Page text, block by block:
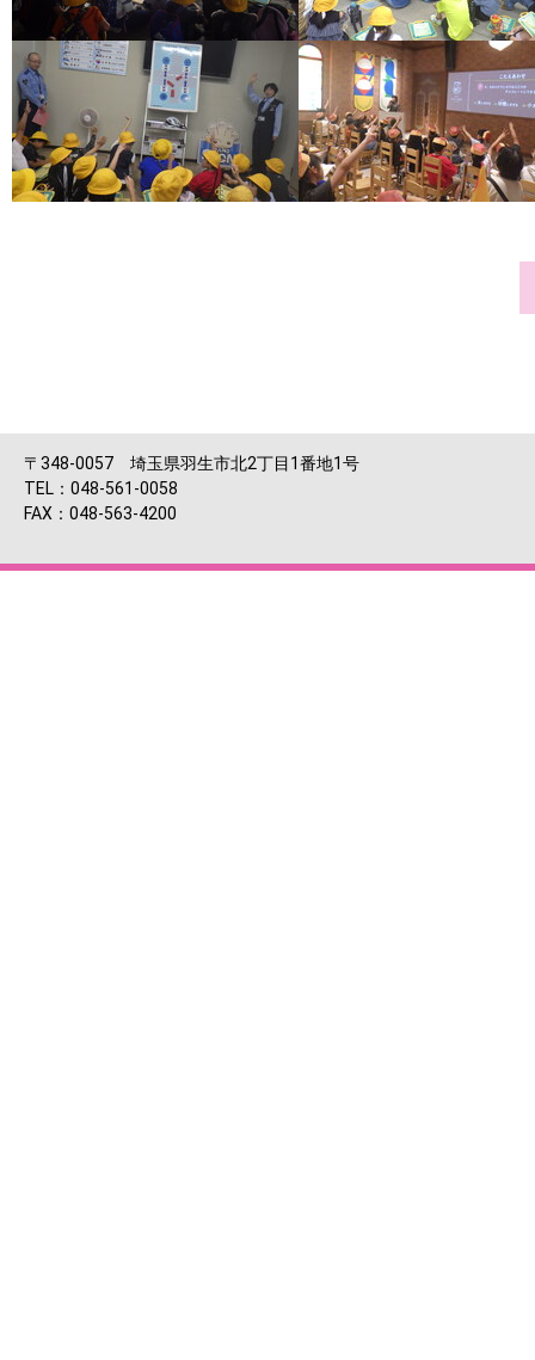
〒348-0057 埼玉県羽生市北2丁目1番地1号
TEL：048-561-0058
FAX：048-563-4200